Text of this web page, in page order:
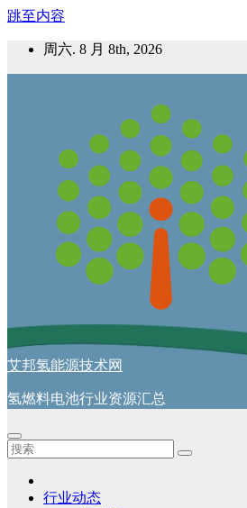
跳至内容
周六. 8 月 8th, 2026
艾邦氢能源技术网
氢燃料电池行业资源汇总
行业动态